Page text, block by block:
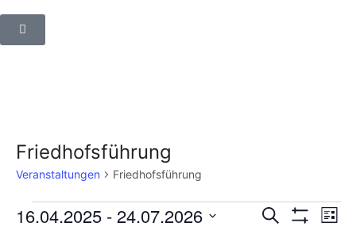
Friedhofsführung
Veranstaltungen Friedhofsführung
Suche Liste
16.04.2025 - 24.07.2026